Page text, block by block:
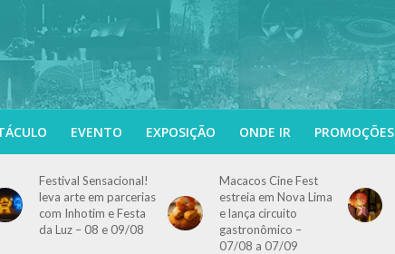
EVENTO EXPOSIÇÃO ONDE IR PROMOÇÕES
Festival Sensacional!
leva arte em parcerias
com Inhotim e Festa
da Luz – 08 e 09/08
Macacos Cine Fest
estreia em Nova Lima
e lança circuito
gastronômico –
07/08 a 07/09